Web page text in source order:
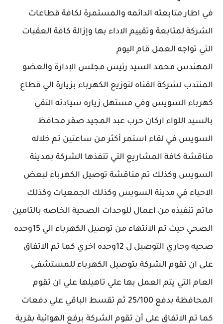
في اطار متابعته الدائمه والمستمرة لكافة قطاعات
الشركة لمتابعة وتقييم الاداء بها وإزالة كافة العقبات
التي تواجه العمل قام اليوم
المهندس محمد السيد رئيس مجلس الإدارة والعضو
المنتدب لشركة القناه لتوزيع الكهرباء بزيارة الي قطاع
كهرباء السويس وفي مستهل زياره سيادته التقي
بالسيد اللواء اركان حرب عبد المجيد صقر محافظ
السويس في لقاء استمر أكثر من ساعتين تم خلاله
مناقشة كافة المشاريع التي تنفذها الشركة بمدينة
السويس وكذلك تم مناقشة توصيل الكهرباء لبعض
الاحياء في مدينة السويس وكذلك الجمعيات وكذلك
ماتم تنفيذه من اعمال للوحدات الصحية الخاصه بالتامين
الصحي حيث تم الانتهاء من توصيل الكهرباء الي 15وحده
صحيه وجاري التوصيل ل 12وحده اخري كما تم الاتفاق
على ان تقوم الشركة بتوصيل الكهرباء للمستشفى
العام التي يتم العمل بها علي تاهيلها علي ان تقوم
المحافظة بدفع 25/100 ثم تقسط الباقي علي دفعات
كما تم الاتفاق على أن تقوم الشركة برفع الهوائية بقرية